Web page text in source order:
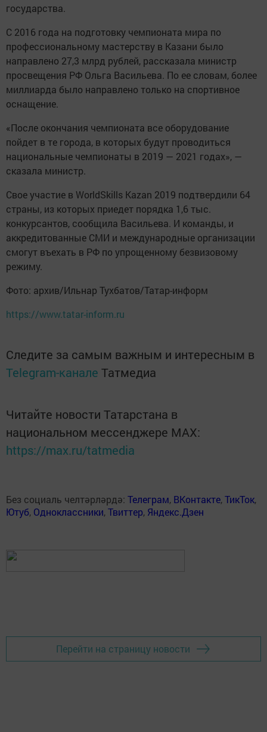
государства.
С 2016 года на подготовку чемпионата мира по
профессиональному мастерству в Казани было
направлено 27,3 млрд рублей, рассказала министр
просвещения РФ Ольга Васильева. По ее словам, более
миллиарда было направлено только на спортивное
оснащение.
«После окончания чемпионата все оборудование
пойдет в те города, в которых будут проводиться
национальные чемпионаты в 2019 — 2021 годах», —
сказала министр.
Свое участие в WorldSkills Kazan 2019 подтвердили 64
страны, из которых приедет порядка 1,6 тыс.
конкурсантов, сообщила Васильева. И команды, и
аккредитованные СМИ и международные организации
смогут въехать в РФ по упрощенному безвизовому
режиму.
Фото: архив/Ильнар Тухбатов/Татар-информ
https://www.tatar-inform.ru
Следите за самым важным и интересным в
Telegram-канале Татмедиа
Читайте новости Татарстана в
национальном мессенджере MАХ:
https://max.ru/tatmedia
Без социаль челтәрләрдә: Телеграм, ВКонтакте,ТикТок,
Ютуб, Одноклассники,Твиттер, Яндекс.Дзен
Перейти на страницу новости